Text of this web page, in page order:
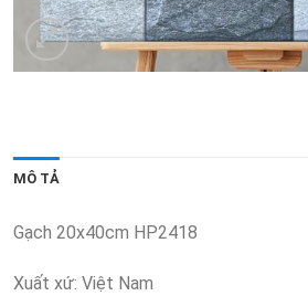
MÔ TẢ
Gạch 20x40cm HP2418
Xuất xứ: Việt Nam